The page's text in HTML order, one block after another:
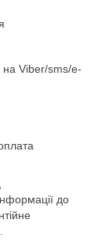
на Viber/sms/e-
до